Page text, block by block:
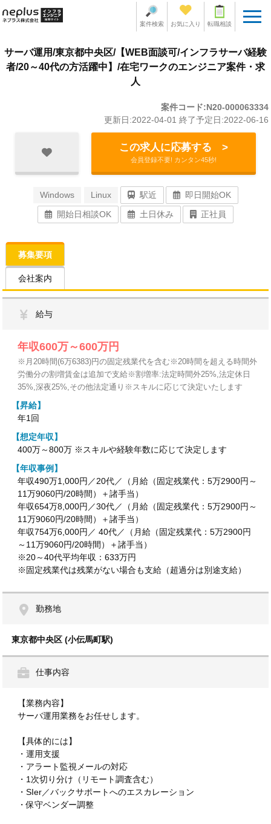
案件検索 お気に入り 転職相談
サーバ運用/東京都中央区/【WEB面談可/インフラサーバ経験
者/20～40代の方活躍中】/在宅ワークのエンジニア案件・求
人
案件コード:N20-000063334
更新日:2022-04-01 終了予定日:2022-06-16
この求人に応募する >
会員登録不要! カンタン45秒!
Windows Linux 駅近
即日開始OK
開始日相談OK
土日休み 正社員
募集要項
会社案内
給与
年収600万～600万円
※月20時間(6万6383)円の固定残業代を含む※20時間を超える時間外
労働分の割増賃金は追加で支給※割増率:法定時間外25%,法定休日
35%,深夜25%,その他法定通り※スキルに応じて決定いたします
【昇給】
年1回
【想定年収】
400万～800万 ※スキルや経験年数に応じて決定します
【年収事例】
年収490万1,000円／20代／（月給（固定残業代：5万2900円～
11万9060円/20時間）＋諸手当）
年収654万8,000円／30代／（月給（固定残業代：5万2900円～
11万9060円/20時間）＋諸手当）
年収754万6,000円／ 40代／（月給（固定残業代：5万2900円
～11万9060円/20時間）＋諸手当）
※20～40代平均年収：633万円
※固定残業代は残業がない場合も支給（超過分は別途支給）
勤務地
東京都中央区 (小伝馬町駅)
仕事内容
【業務内容】
サーバ運用業務をお任せします。
【具体的には】
・運用支援
・アラート監視メールの対応
・1次切り分け（リモート調査含む）
・SIer／バックサポートへのエスカレーション
・保守ベンダー調整